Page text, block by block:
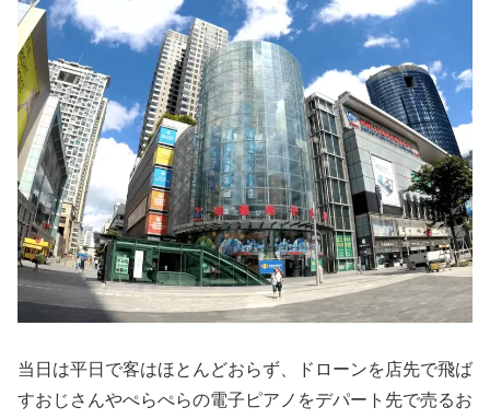
当日は平日で客はほとんどおらず、ドローンを店先で飛ば
すおじさんやぺらぺらの電子ピアノをデパート先で売るお